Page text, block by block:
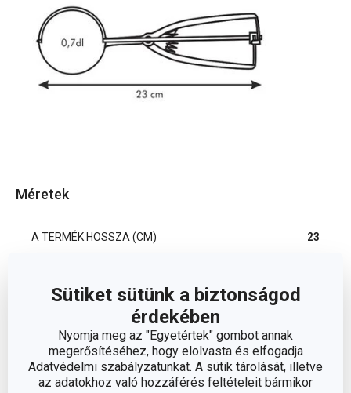
Sütiket sütünk a biztonságod
érdekében
Nyomja meg az "Egyetértek" gombot annak
megerősítéséhez, hogy elolvasta és elfogadja
Adatvédelmi szabályzatunkat. A sütik tárolását, illetve
az adatokhoz való hozzáférés feltételeit bármikor
Méretek
A TERMÉK HOSSZA (CM) 23
Egyéb paraméterek
ANYAG rozsdamentes acél
BESOROLÁS
konyhai